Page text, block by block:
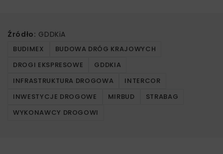
Źródło: GDDKiA
BUDIMEX
BUDOWA DRÓG KRAJOWYCH
DROGI EKSPRESOWE
GDDKIA
INFRASTRUKTURA DROGOWA
INTERCOR
INWESTYCJE DROGOWE
MIRBUD
STRABAG
WYKONAWCY DROGOWI